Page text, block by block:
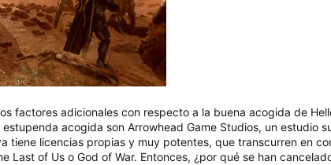
factores adicionales con respecto a la buena acogida de
acogida son Arrowhead Game Studios, un estudio
tiene licencias propias y muy potentes, que transcurren en
Last of Us o God of War. Entonces, ¿por qué se han